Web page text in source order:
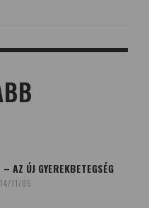
AZ ÚJ GYEREKBETEGSÉG
11/05